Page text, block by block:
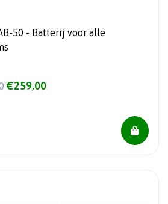
50 - Batterij voor alle
€259,00